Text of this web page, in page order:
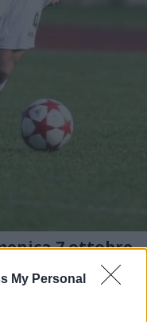
My Personal
7 ottobre